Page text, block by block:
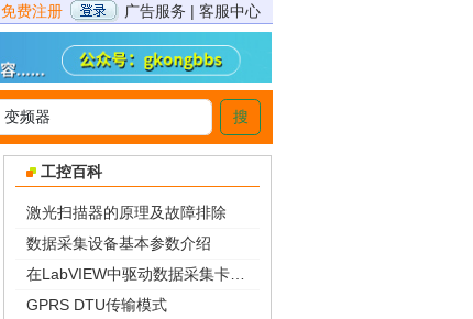
免费注册 广告服务 | 客服中心
搜
工控百科
激光扫描器的原理及故障排除
数据采集设备基本参数介绍
GPRS DTU传输模式